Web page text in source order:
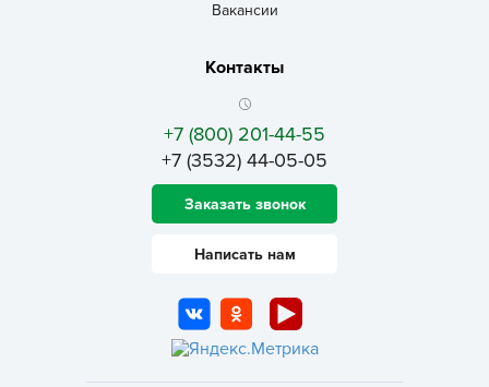
Вакансии
Контакты
+7 (800) 201-44-55
+7 (3532) 44-05-05
Заказать звонок
Написать нам